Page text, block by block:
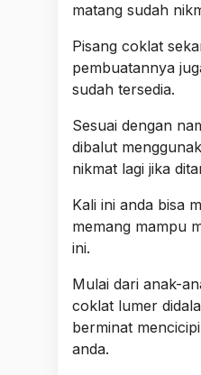
matang sudah
Pisang coklat
pembuatannya
sudah tersedia.
Sesuai dengan
dibalut
nikmat lagi jika
Kali ini anda bisa
memang mampu
ini.
Mulai dari anak-
coklat lumer
berminat
anda.